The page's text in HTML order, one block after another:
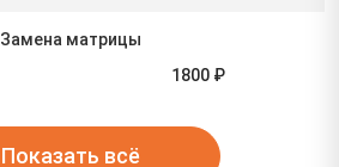
Замена матрицы
1800 ₽
Показать всё